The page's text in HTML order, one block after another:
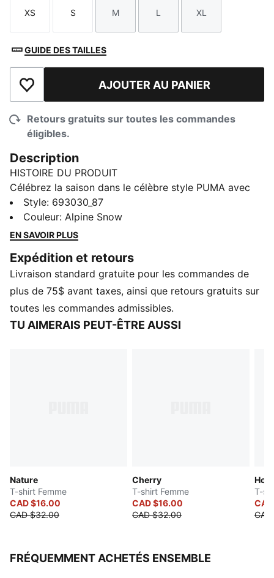
Taille
XS
Taille
S
Taille
M
Taille
L
Taille
XL
GUIDE DES TAILLES
Ajouter à la liste de souhaits
AJOUTER AU PANIER
Retours gratuits sur toutes les commandes
éligibles.
Description
HISTOIRE DU PRODUIT
Célébrez la saison dans le célèbre style PUMA avec
notre t-shirt des fêtes, qui ajoute une joie festive à
votre garde-robe. Ce t-shirt en édition limitée allie un
confort décontracté à une touche urbaine classique.
DÉTAILS
Coupe : Ample
Matériau principal : Piqué
Tissu : Tricoté
Col : Col rond
Style: 693030_87
Couleur: Alpine Snow
EN SAVOIR PLUS
Expédition et retours
Livraison standard gratuite pour les commandes de
plus de 75$ avant taxes, ainsi que retours gratuits sur
toutes les commandes admissibles.
TU AIMERAIS PEUT-ÊTRE AUSSI
Nature
T-shirt Femme
CAD $16.00
CAD $32.00
Cherry
T-shirt Femme
CAD $16.00
CAD $32.00
T-
FRÉQUEMMENT ACHETÉS ENSEMBLE